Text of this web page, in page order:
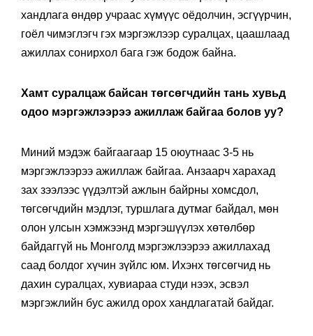
хандлага өндөр учраас хүмүүс оёдолчин, эсгүүрчин,
гоёл чимэглэгч гэх мэргэжлээр суралцах, цаашлаад
ажиллах сонирхол бага гэж бодож байна.
Хамт суралцаж байсан төгсөгчдийн тань хувьд
одоо мэргэжлээрээ ажиллаж байгаа болов уу?
Миний мэдэж байгаагаар 15 оюутнаас 3-5 нь
мэргэжлээрээ ажиллаж байгаа. Анзаарч харахад
зах зээлээс үүдэлтэй ажлын байрны хомсдол,
төгсөгчдийн мэдлэг, туршлага дутмаг байдал, мөн
олон улсын хэмжээнд мэргэшүүлэх хөтөлбөр
байдаггүй нь Монголд мэргэжлээрээ ажиллахад
саад болдог хүчин зүйлс юм. Ихэнх төгсөгчид нь
дахин суралцах, хувиараа студи нээх, эсвэл
мэргэжлийн бус ажилд орох хандлагатай байдаг.